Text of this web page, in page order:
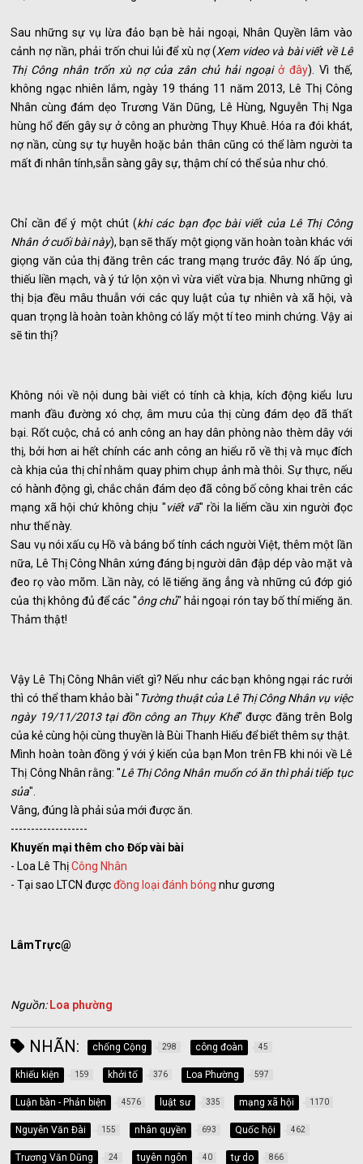
Sau những sự vụ lừa đảo bạn bè hải ngoại, Nhân Quyền lâm vào
cảnh nợ nần, phải trốn chui lủi để xù nợ (Xem video và bài viết về Lê
Thị Công nhân trốn xù nợ của zân chủ hải ngoại ởđây). Vì thế,
không ngạc nhiên lắm, ngày 19 tháng 11 năm 2013, Lê Thị Công
Nhân cùng đám dẹo Trương Văn Dũng, Lê Hùng, Nguyễn Thị Nga
hùng hổ đến gây sự ở công an phường Thụy Khuê. Hóa ra đói khát,
nợ nần, cùng sự tự huyễn hoặc bản thân cũng có thể làm người ta
mất đi nhân tính,sẵn sàng gây sự, thậm chí có thể sủa như chó.
Chỉ cần để ý một chút (khi các bạn đọc bài viết của Lê Thị Công
Nhân ở cuối bài này), bạn sẽ thấy một giọng văn hoàn toàn khác với
giọng văn của thị đăng trên các trang mạng trước đây. Nó ấp úng,
thiếu liền mạch, và ý tứ lộn xộn vì vừa viết vừa bịa. Nhưng những gì
thị bịa đều mâu thuẫn với các quy luật của tự nhiên và xã hội, và
quan trọng là hoàn toàn không có lấy một tí teo minh chứng. Vậy ai
sẽ tin thị?
Không nói về nội dung bài viết có tính cà khịa, kích động kiểu lưu
manh đầu đường xó chợ, âm mưu của thị cùng đám dẹo đã thất
bại. Rốt cuộc, chả có anh công an hay dân phòng nào thèm dây với
thị, bởi hơn ai hết chính các anh công an hiểu rõ về thị và mục đích
cà khịa của thị chỉ nhằm quay phim chụp ảnh mà thôi. Sự thực, nếu
có hành động gì, chắc chắn đám dẹo đã công bố công khai trên các
mạng xã hội chứ không chịu "viết vã" rồi la liếm cầu xin người đọc
như thế này.
Sau vụ nói xấu cụ Hồ và báng bổ tính cách người Việt, thêm một lần
nữa, Lê Thị Công Nhân xứng đáng bị người dân đập dép vào mặt và
đeo rọ vào mõm. Lần này, có lẽ tiếng ăng ẳng và những cú đớp gió
của thị không đủ để các "ông chủ" hải ngoại rón tay bố thí miếng ăn.
Thảm thật!
Vậy Lê Thị Công Nhân viết gì? Nếu như các bạn không ngại rác rưởi
thì có thể tham khảo bài "Tường thuật của Lê Thị Công Nhân vụ việc
ngày 19/11/2013 tại đồn công an Thụy Khê" được đăng trên Bolg
của kẻ cùng hội cùng thuyền là Bùi Thanh Hiếu để biết thêm sự thật.
Mình hoàn toàn đồng ý với ý kiến của bạn Mon trên FB khi nói về Lê
Thị Công Nhân rằng: "Lê Thị Công Nhân muốn có ăn thì phải tiếp tục
sủa".
Vâng, đúng là phải sủa mới được ăn.
-------------------
Khuyến mại thêm cho Đốp vài bài
- Loa Lê ThịCông Nhân
- Tại sao LTCN đượcđồng loại đánh bóng như gương
LâmTrực@
Nguồn: Loa phường
NHÃN: chống Cộng 298 công đoàn 45
khiếu kiện 159 khởi tố 376 Loa Phường 597
Luận bàn - Phản biện 4576 luật sư 335 mạng xã hội 1170
Nguyễn Văn Đài 155 nhân quyền 693 Quốc hội 462
Trương Văn Dũng 24 tuyên ngôn 40 tự do 866